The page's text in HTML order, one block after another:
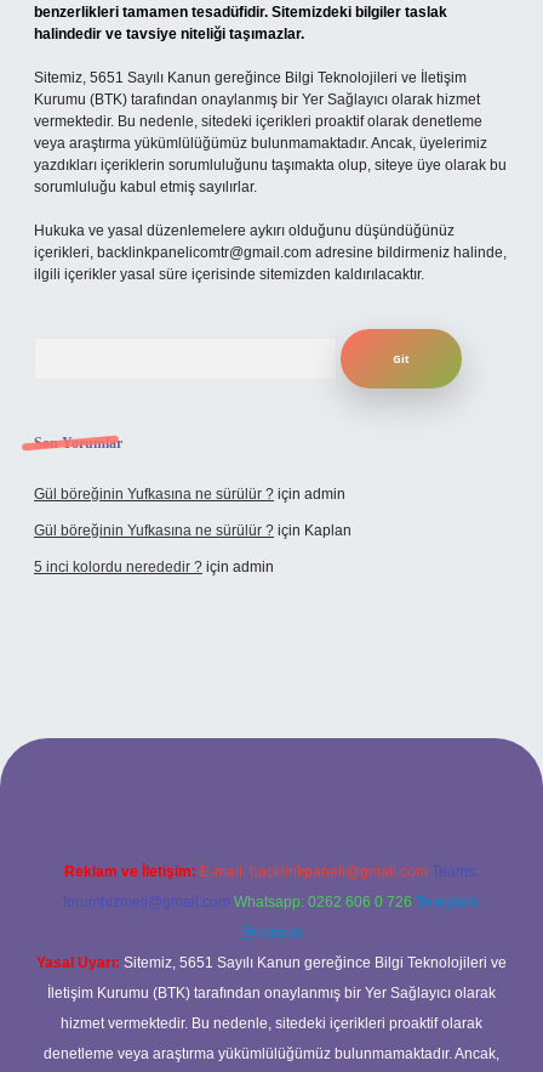
benzerlikleri tamamen tesadüfidir. Sitemizdeki bilgiler taslak
halindedir ve tavsiye niteliği taşımazlar.
Sitemiz, 5651 Sayılı Kanun gereğince Bilgi Teknolojileri ve İletişim
Kurumu (BTK) tarafından onaylanmış bir Yer Sağlayıcı olarak hizmet
vermektedir. Bu nedenle, sitedeki içerikleri proaktif olarak denetleme
veya araştırma yükümlülüğümüz bulunmamaktadır. Ancak, üyelerimiz
yazdıkları içeriklerin sorumluluğunu taşımakta olup, siteye üye olarak bu
sorumluluğu kabul etmiş sayılırlar.
Hukuka ve yasal düzenlemelere aykırı olduğunu düşündüğünüz
içerikleri, backlinkpanelicomtr@gmail.com adresine bildirmeniz halinde,
ilgili içerikler yasal süre içerisinde sitemizden kaldırılacaktır.
Son Yorumlar
Gül böreğinin Yufkasına ne sürülür ? için admin
Gül böreğinin Yufkasına ne sürülür ? için Kaplan
5 inci kolordu nerededir ? için admin
Reklam ve İletişim: E-mail: backlinkpaneli@gmail.com Teams:
forumhizmeti@gmail.com Whatsapp: 0262 606 0 726 Telegram:
@karabul
Yasal Uyarı: Sitemiz, 5651 Sayılı Kanun gereğince Bilgi Teknolojileri ve
İletişim Kurumu (BTK) tarafından onaylanmış bir Yer Sağlayıcı olarak
hizmet vermektedir. Bu nedenle, sitedeki içerikleri proaktif olarak
denetleme veya araştırma yükümlülüğümüz bulunmamaktadır. Ancak,